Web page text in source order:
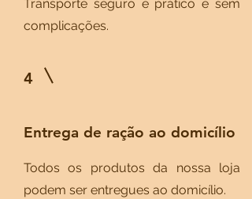
Transporte seguro e prático e sem
complicações.
4
Entrega de ração ao domicílio
Todos os produtos da nossa loja
podem ser entregues ao domicílio.